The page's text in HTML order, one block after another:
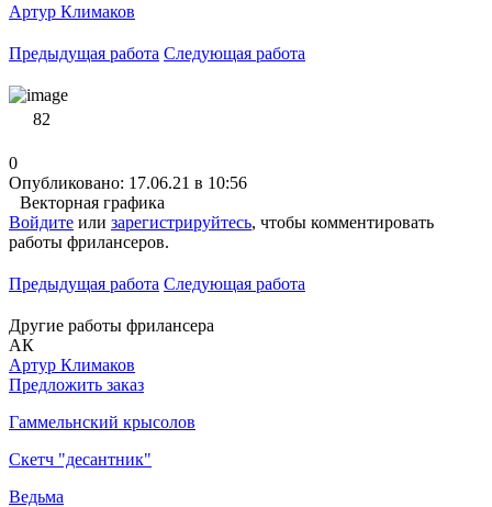
Артур Климаков
Предыдущая работа Следующая работа
82
0
Опубликовано: 17.06.21 в 10:56
Векторная графика
Войдите или зарегистрируйтесь, чтобы комментировать
работы фрилансеров.
Предыдущая работа Следующая работа
Другие работы фрилансера
АК
Артур Климаков
Предложить заказ
Гаммельнский крысолов
Скетч "десантник"
Ведьма